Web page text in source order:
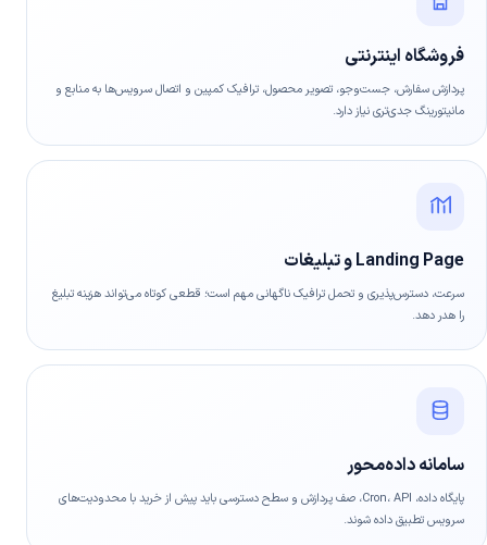
فروشگاه اینترنتی
پردازش سفارش، جست‌وجو، تصویر محصول، ترافیک کمپین و اتصال سرویس‌ها به منابع و
مانیتورینگ جدی‌تری نیاز دارد.
Landing Page و تبلیغات
سرعت، دسترس‌پذیری و تحمل ترافیک ناگهانی مهم است؛ قطعی کوتاه می‌تواند هزینه تبلیغ
را هدر دهد.
سامانه داده‌محور
پایگاه داده، Cron، API، صف پردازش و سطح دسترسی باید پیش از خرید با محدودیت‌های
سرویس تطبیق داده شوند.